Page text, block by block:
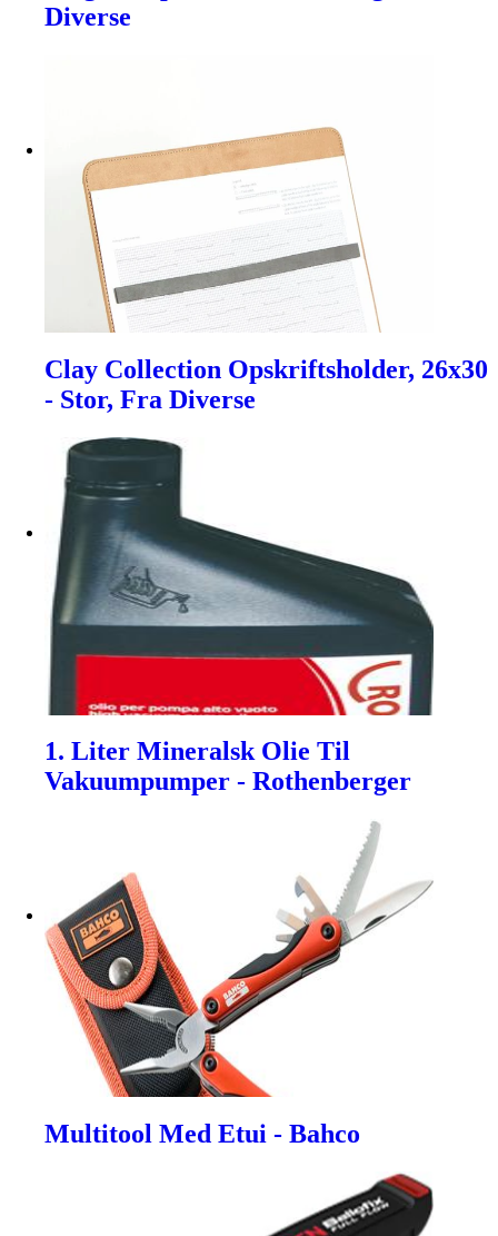
Diverse
Clay Collection Opskriftsholder, 26x30
- Stor, Fra Diverse
1. Liter Mineralsk Olie Til
Vakuumpumper - Rothenberger
Multitool Med Etui - Bahco